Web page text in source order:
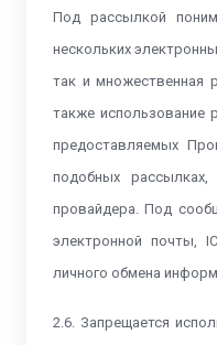
Под рассылкой
нескольких
так и множественная
также использование
предоставляемых
подобных рассылках,
провайдера. Под
электронной почты,
личного обмена
2.6. Запрещается